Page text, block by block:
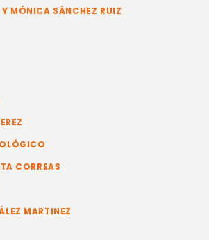
MÓNICA SÁNCHEZ RUIZ
CORREAS
MARTINEZ